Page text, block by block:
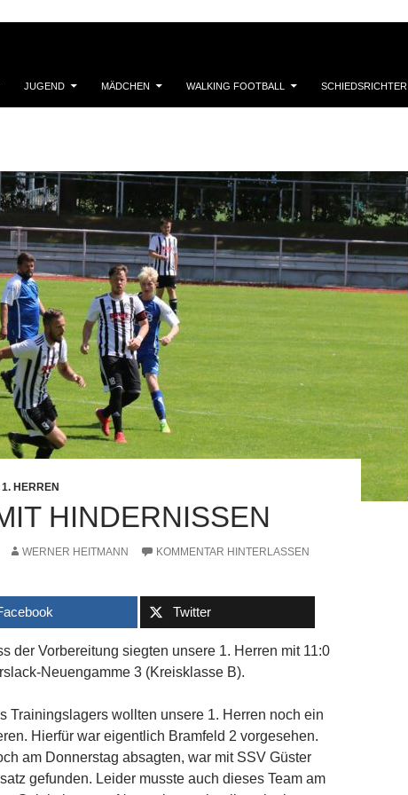
JUGEND MÄDCHEN WALKING FOOTBALL SCHIEDSRICHTER
HERREN
HINDERNISSEN
WERNER HEITMANN KOMMENTAR HINTERLASSEN
Twitter
der Vorbereitung siegten unsere 1. Herren mit 11:0
Neuengamme 3 (Kreisklasse B).
Trainingslagers wollten unsere 1. Herren noch ein
Hierfür war eigentlich Bramfeld 2 vorgesehen.
am Donnerstag absagten, war mit SSV Güster
gefunden. Leider musste auch dieses Team am